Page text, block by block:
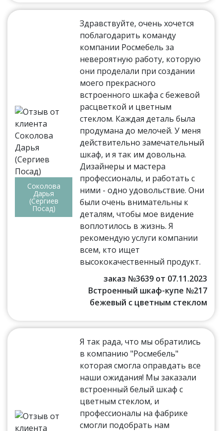
Соколова
Дарья
(Сергиев
Посад)
Здравствуйте, очень хочется
поблагодарить команду
компании Росмебель за
невероятную работу, которую
они проделали при создании
моего прекрасного
встроенного шкафа с бежевой
расцветкой и цветным
стеклом. Каждая деталь была
продумана до мелочей. У меня
действительно замечательный
шкаф, и я так им довольна.
Дизайнеры и мастера
профессионалы, и работать с
ними - одно удовольствие. Они
были очень внимательны к
деталям, чтобы мое видение
воплотилось в жизнь. Я
рекомендую услуги компании
всем, кто ищет
высококачественный продукт.
заказ №3639 от 07.11.2023
Встроенный шкаф-купе №217
бежевый с цветным стеклом
Я так рада, что мы обратились
в компанию "Росмебель"
которая смогла оправдать все
наши ожидания! Мы заказали
встроенный белый шкаф с
цветным стеклом, и
профессионалы на фабрике
смогли подобрать нам